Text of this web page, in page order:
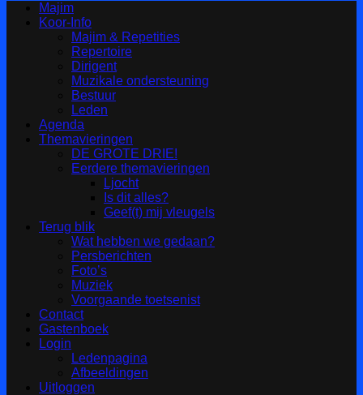
Majim
Koor-Info
Majim & Repetities
Repertoire
Dirigent
Muzikale ondersteuning
Bestuur
Leden
Agenda
Themavieringen
DE GROTE DRIE!
Eerdere themavieringen
Ljocht
Is dit alles?
Geef(t) mij vleugels
Terug blik
Wat hebben we gedaan?
Persberichten
Foto’s
Muziek
Voorgaande toetsenist
Contact
Gastenboek
Login
Ledenpagina
Afbeeldingen
Uitloggen